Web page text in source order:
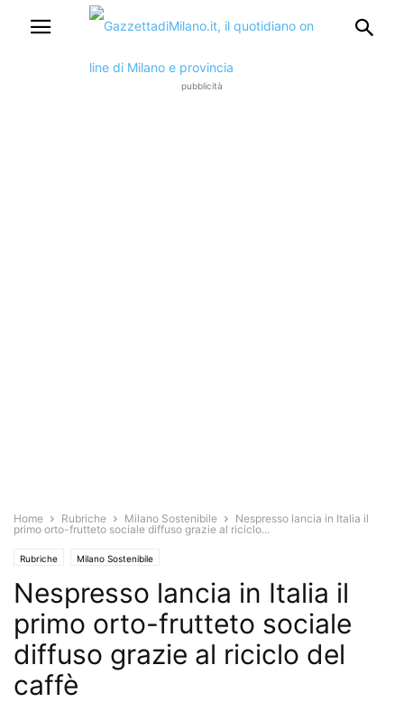
pubblicità
Home Rubriche Milano Sostenibile
Nespresso lancia in Italia il
primo orto-frutteto sociale diffuso grazie al riciclo...
Rubriche Milano Sostenibile
Nespresso lancia in Italia il
primo orto-frutteto sociale
diffuso grazie al riciclo del
caffè